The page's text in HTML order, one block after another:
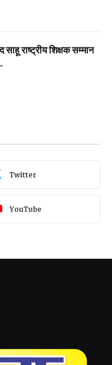
राष्ट्रीय शिक्षक सम्मान
Twitter
YouTube